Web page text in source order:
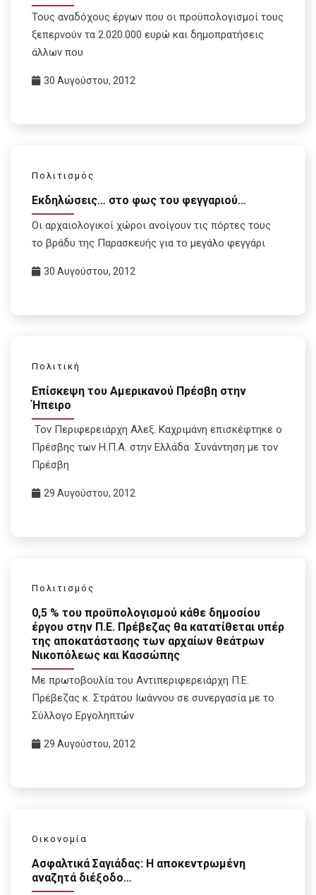
Τους αναδόχους έργων που oι προϋπολογισμοί τους
ξεπερνούν τα 2.020.000 ευρώ και δημοπρατήσεις
άλλων που
30 Αυγούστου, 2012
Πολιτισμός
Εκδηλώσεις… στο φως του φεγγαριού…
Οι αρχαιολογικοί χώροι ανοίγουν τις πόρτες τους
το βράδυ της Παρασκευής για το μεγάλο φεγγάρι
30 Αυγούστου, 2012
Πολιτική
Επίσκεψη του Αμερικανού Πρέσβη στην
Ήπειρο
Τον Περιφερειάρχη Αλεξ. Καχριμάνη επισκέφτηκε ο
Πρέσβης των Η.Π.Α. στην Ελλάδα Συνάντηση με τον
Πρέσβη
29 Αυγούστου, 2012
Πολιτισμός
0,5 % του προϋπολογισμού κάθε δημοσίου
έργου στην Π.Ε. Πρέβεζας θα κατατίθεται υπέρ
της αποκατάστασης των αρχαίων θεάτρων
Νικοπόλεως και Κασσώπης
Με πρωτοβουλία του Αντιπεριφερειάρχη Π.Ε.
Πρέβεζας κ. Στράτου Ιωάννου σε συνεργασία με το
Σύλλογο Εργοληπτών
29 Αυγούστου, 2012
Οικονομία
Ασφαλτικά Σαγιάδας: Η αποκεντρωμένη
αναζητά διέξοδο…